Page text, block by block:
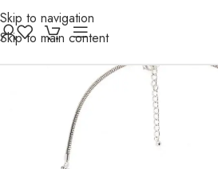
Skip to navigation
Skip to main content
-33%